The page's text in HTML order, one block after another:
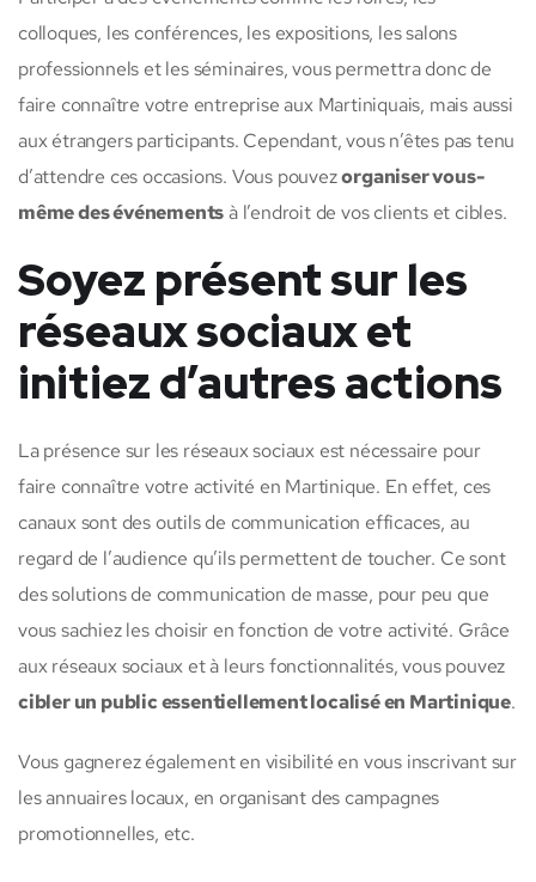
colloques, les conférences, les expositions, les salons
professionnels et les séminaires, vous permettra donc de
faire connaître votre entreprise aux Martiniquais, mais aussi
aux étrangers participants. Cependant, vous n’êtes pas tenu
d’attendre ces occasions. Vous pouvezorganiser vous-
même des événementsà l’endroit de vos clients et cibles.
Soyez présent sur les
réseaux sociaux et
initiez d’autres actions
La présence sur les réseaux sociaux est nécessaire pour
faire connaître votre activité en Martinique. En effet, ces
canaux sont des outils de communication efficaces, au
regard de l’audience qu’ils permettent de toucher. Ce sont
des solutions de communication de masse, pour peu que
vous sachiez les choisir en fonction de votre activité. Grâce
aux réseaux sociaux et à leurs fonctionnalités, vous pouvez
cibler un public essentiellement localisé en Martinique.
Vous gagnerez également en visibilité en vous inscrivant sur
les annuaires locaux, en organisant des campagnes
promotionnelles, etc.